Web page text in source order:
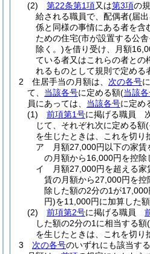
(2)
第22条第1項又は第3項の
給される職員で、配偶者(届
係と同様の事情にある者を含
ための住宅(市が設置する公
除く。)を借り受け、月額
ている者又はこれらの者との
れるものとして規則で定める
2
住居手当の月額は、 次の各号
て、 当該各号に定める額(当該
員にあっては、 当該各号に定め
(1)
前項第1号に掲げる職員
じて、それぞれ次に定める額(
を生じたときは、これを切り
ア
月額27,000円以下の家
の月額から16,000円を控除
イ
月額27,000円を超える
賃の月額から27,000円を控
除した額の2分の1が
円)を11,000円に加算した額
(2)
前項第2号に掲げる職員
した額の2分の1に相当する額
を生じたときは、これを切り
3
次の各号のいずれにも該当す